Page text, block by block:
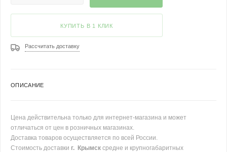
КУПИТЬ В 1 КЛИК
Рассчитать доставку
ОПИСАНИЕ
Цена действительна только для интернет-магазина и может
отличаться от цен в розничных магазинах.
Доставка товаров осуществляется по всей России.
Стоимость доставки г. Крымск средне и крупногабаритных